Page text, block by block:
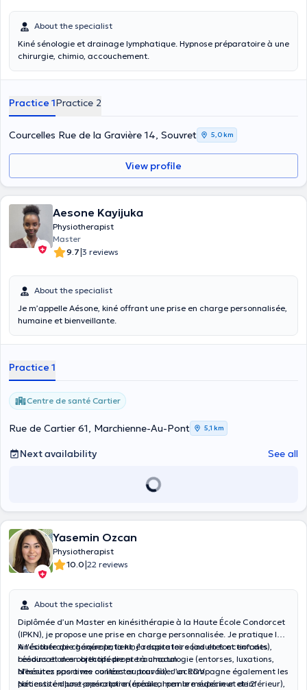
About the specialist
Kiné sénologie et drainage lymphatique. Hypnose préparatoire à une
chirurgie, chimio, accouchement.
Practice 1Practice 2
Courcelles Rue de la Gravière 14, Souvret 5,0 km
View profile
Aesone Kayijuka
Physiotherapist
Master
9.7|3 reviews
About the specialist
Je m’appelle Aésone, kiné offrant une prise en charge personnalisée,
humaine et bienveillante.
Practice 1
Centre de santé Cartier
Rue de Cartier 61, Marchienne-Au-Pont 5,1 km
Next availability See all
Yasemin Ozcan
Physiotherapist
10.0|22 reviews
About the specialist
Diplômée d’un Master en kinésithérapie à la Haute École Condorcet
(IPKN), je propose une prise en charge personnalisée. Je pratique la
kinésithérapie générale, la kiné respiratoire (adultes et enfants),
rééducation en orthopédie et traumatologie (entorses, luxations,
blessures sportives ou liées au travail). J’accompagne également les
patients en post-opératoire (épaule, membre supérieur et inférieur),
A l'écoute de chaque patient, j'adapte les soins en fonction des
besoins et des objectifs propre à chacun.
N'hésitez pas a me contacter pour fixer un RDV
Nécessité d'une prescription médical par le médecin et de 2